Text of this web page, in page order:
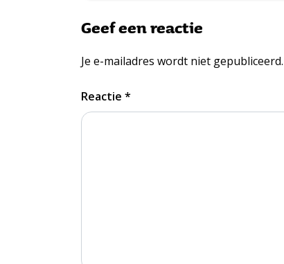
Geef een reactie
Je e-mailadres wordt niet gepubliceerd.
Reactie *